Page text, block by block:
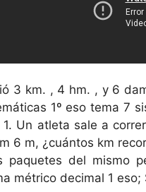
3 km. , 4 hm. , y 6
1º eso tema 7
Un atleta sale a
6 m, ¿cuántos km
paquetes del mismo
métrico decimal 1